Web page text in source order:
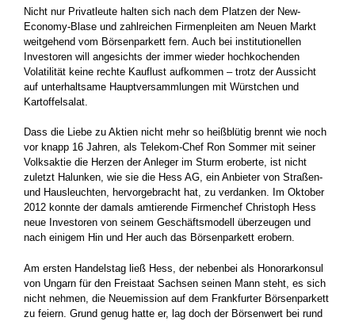
Nicht nur Privatleute halten sich nach dem Platzen der New-
Economy-Blase und zahlreichen Firmenpleiten am Neuen Markt
weitgehend vom Börsenparkett fern. Auch bei institutionellen
Investoren will angesichts der immer wieder hochkochenden
Volatilität keine rechte Kauflust aufkommen – trotz der Aussicht
auf unterhaltsame Hauptversammlungen mit Würstchen und
Kartoffelsalat.
Dass die Liebe zu Aktien nicht mehr so heißblütig brennt wie noch
vor knapp 16 Jahren, als Telekom-Chef Ron Sommer mit seiner
Volksaktie die Herzen der Anleger im Sturm eroberte, ist nicht
zuletzt Halunken, wie sie die Hess AG, ein Anbieter von Straßen-
und Hausleuchten, hervorgebracht hat, zu verdanken. Im Oktober
2012 konnte der damals amtierende Firmenchef Christoph Hess
neue Investoren von seinem Geschäftsmodell überzeugen und
nach einigem Hin und Her auch das Börsenparkett erobern.
Am ersten Handelstag ließ Hess, der nebenbei als Honorarkonsul
von Ungarn für den Freistaat Sachsen seinen Mann steht, es sich
nicht nehmen, die Neuemission auf dem Frankfurter Börsenparkett
zu feiern. Grund genug hatte er, lag doch der Börsenwert bei rund